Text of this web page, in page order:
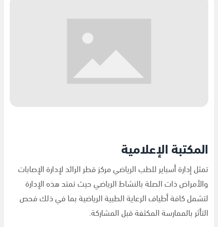
المكتبة الإعلامية
تمثل إدارة أسباير للطب الرياضي مركز قطر الرائد لإدارة الإصابات
والأمراض ذات الصلة بالنشاط الرياضي حيث تمتد هذه الإدارة
لتشمل كافة أطياف الرعاية الطبية الرياضية بما في ذلك فحص
التأثر بالممارسة المكثفة قبل المشاركة.